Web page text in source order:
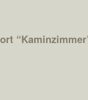
“Kaminzimmer